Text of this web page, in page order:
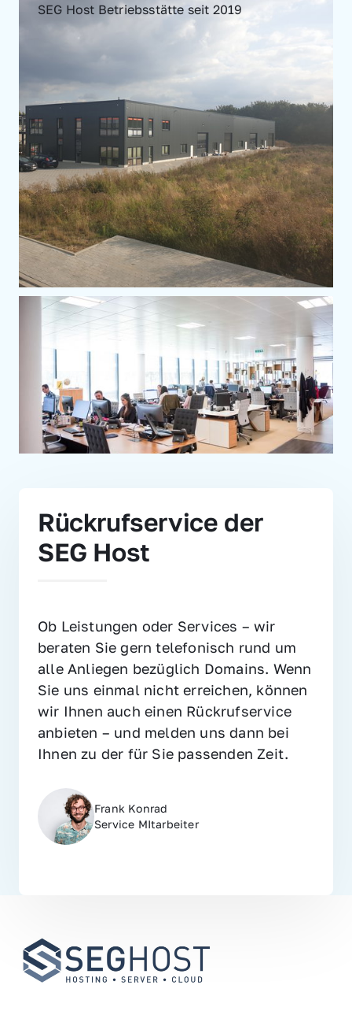
SEG Host Betriebsstätte seit 2019
Rückrufservice der
SEG Host
Ob Leistungen oder Services – wir
beraten Sie gern telefonisch rund um
alle Anliegen bezüglich Domains. Wenn
Sie uns einmal nicht erreichen, können
wir Ihnen auch einen Rückrufservice
anbieten – und melden uns dann bei
Ihnen zu der für Sie passenden Zeit.
Frank Konrad
Service MItarbeiter